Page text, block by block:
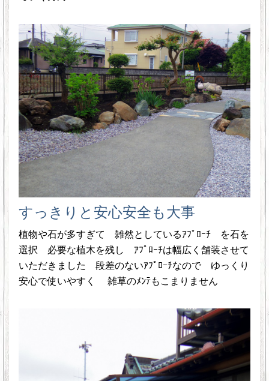
すっきりと安心安全も大事
植物や石が多すぎて 雑然としているｱﾌﾟﾛｰﾁ を石を
選択 必要な植木を残し ｱﾌﾟﾛｰﾁは幅広く舗装させて
いただきました 段差のないｱﾌﾟﾛｰﾁなので ゆっくり
安心で使いやすく 雑草のﾒﾝﾃもこまりません